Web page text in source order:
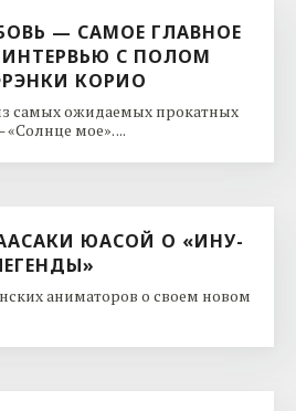
— САМОЕ ГЛАВНОЕ
ИНТЕРВЬЮ С ПОЛОМ
КОРИО
самых ожидаемых прокатных
«Солнце мое». ...
ЮАСОЙ О «ИНУ-
аниматоров о своем новом